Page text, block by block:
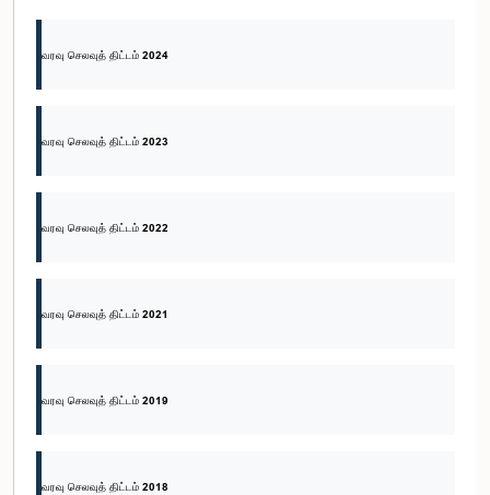
வரவு செலவுத் திட்டம் 2024
வரவு செலவுத் திட்டம் 2023
வரவு செலவுத் திட்டம் 2022
வரவு செலவுத் திட்டம் 2021
வரவு செலவுத் திட்டம் 2019
வரவு செலவுத் திட்டம் 2018